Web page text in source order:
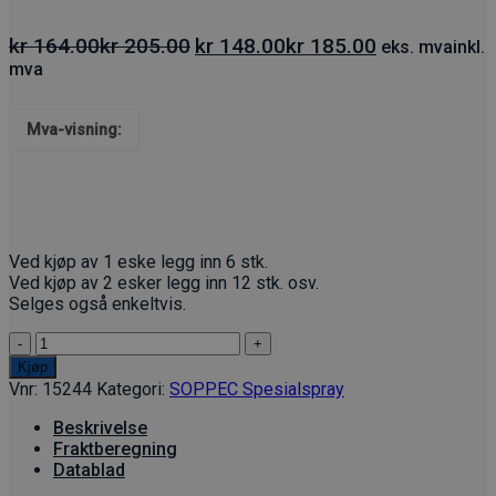
kr164.00kr205.00 Opprinnelig
kr 148.00kr 185.00 Nåværende
eks. mvainkl.
mva
Mva-visning:
Ved kjøp av 1 eske legg inn 6 stk.
Ved kjøp av 2 esker legg inn 12 stk. osv.
Selges også enkeltvis.
Soppec
Reflect
Light
reflekterende
merkespray
antall
Kjøp
Vnr: 15244 Kategori: SOPPEC Spesialspray
Beskrivelse
Fraktberegning
Datablad